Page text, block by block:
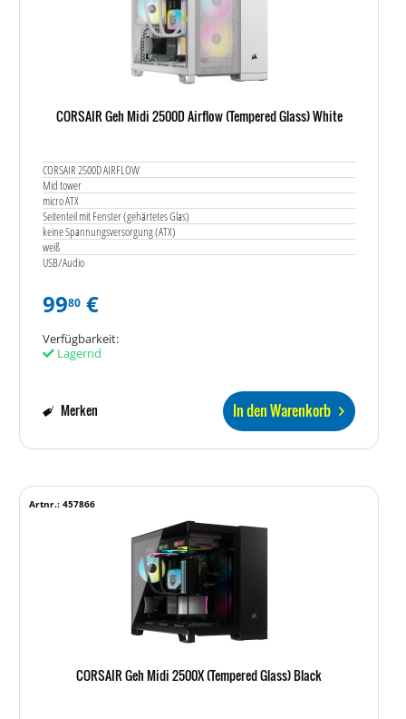
CORSAIR Geh Midi 2500D Airflow (Tempered Glass) White
CORSAIR 2500D AIRFLOW
Mid tower
micro ATX
Seitenteil mit Fenster (gehärtetes Glas)
keine Spannungsversorgung (ATX)
weiß
USB/Audio
9980 €
Verfügbarkeit:
Lagernd
In den Warenkorb
Merken
CORSAIR Geh Midi 2500X (Tempered Glass) Black
Artnr.: 457866